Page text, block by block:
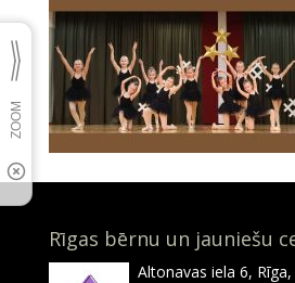
Rīgas bērnu un jauniešu
Altonavas iela 6, Rīga,